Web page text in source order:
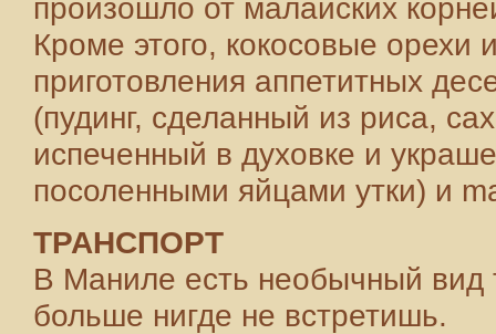
произошло от малайских
Кроме этого, кокосовые орехи
приготовления аппетитных
(пудинг, сделанный из риса,
испеченный в духовке и
посоленными яйцами утки) и
ТРАНСПОРТ
В Маниле есть необычный вид
больше нигде не встретишь.